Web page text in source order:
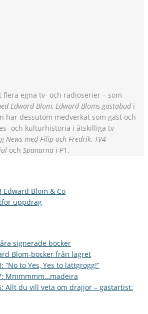
egna tv- och radioserier – som
Edward Blom, Edward Bloms gästabud i
har dessutom medverkat som gäst och
och kulturhistoria i åtskilliga tv-
News med Filip och Fredrik, TV4
och Spanarna i P1.
Edward Blom & Co
uppdrag
signerade böcker
Blom-böcker från lagret
”No to Yes, Yes to lättgrogg!”
Mmmmmm…madeira
Allt du vill veta om drajjor – gästartist: